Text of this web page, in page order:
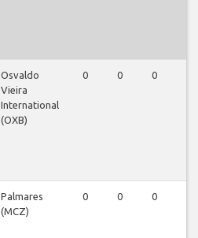
Osvaldo
Vieira
International
(OXB)
0 0 0
Palmares
(MCZ)
0 0 0